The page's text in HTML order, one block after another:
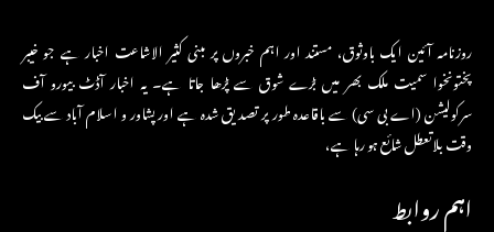
روزنامہ آئین ایک باوثوق، مستند اور اہم خبروں پر مبنی کثیر الاشاعت اخبار ہے جو خیبر
پختونخوا سمیت ملک بھر میں بڑے شوق سے پڑھا جاتا ہے۔ یہ اخبار آڈٹ بیورو آف
سرکولیشن (اے بی سی) سے باقاعدہ طور پر تصدیق شدہ ہے اور پشاور و اسلام آباد سے بیک
وقت بلاتعطل شائع ہو رہا ہے،
اہم روابط